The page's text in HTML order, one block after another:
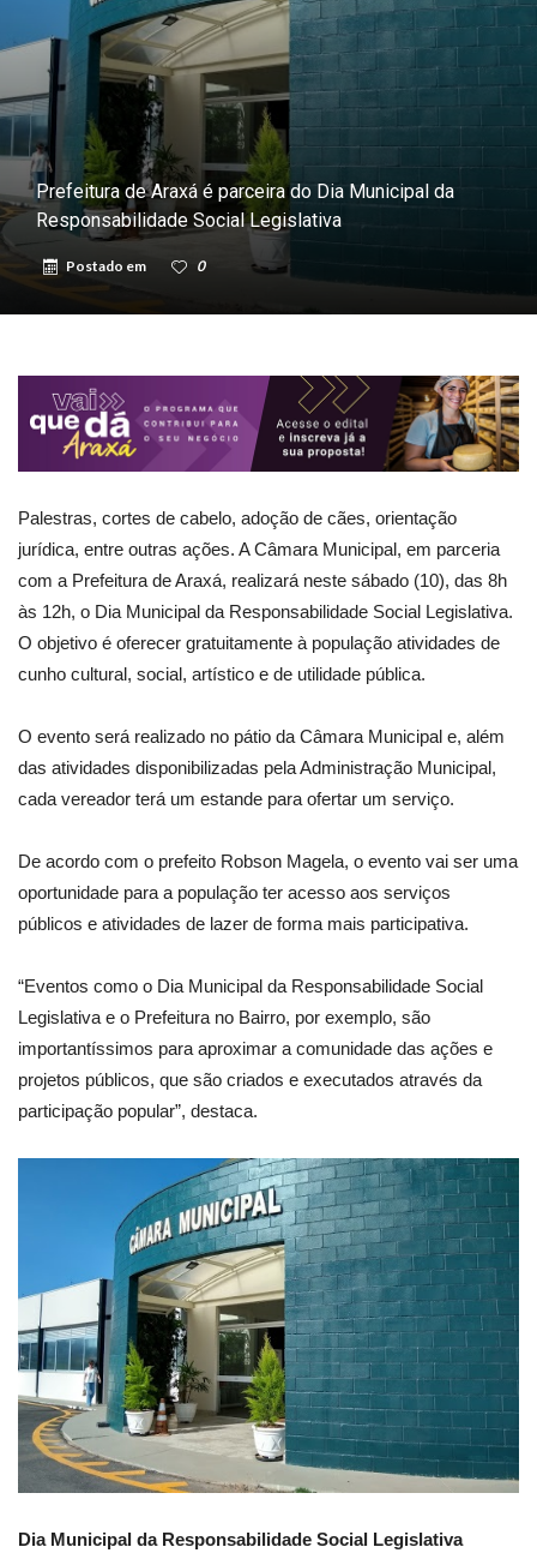
Prefeitura de Araxá é parceira do Dia Municipal da
Responsabilidade Social Legislativa
Postado em 0
Palestras, cortes de cabelo, adoção de cães, orientação
jurídica, entre outras ações. A Câmara Municipal, em parceria
com a Prefeitura de Araxá, realizará neste sábado (10), das 8h
às 12h, o Dia Municipal da Responsabilidade Social Legislativa.
O objetivo é oferecer gratuitamente à população atividades de
cunho cultural, social, artístico e de utilidade pública.
O evento será realizado no pátio da Câmara Municipal e, além
das atividades disponibilizadas pela Administração Municipal,
cada vereador terá um estande para ofertar um serviço.
De acordo com o prefeito Robson Magela, o evento vai ser uma
oportunidade para a população ter acesso aos serviços
públicos e atividades de lazer de forma mais participativa.
“Eventos como o Dia Municipal da Responsabilidade Social
Legislativa e o Prefeitura no Bairro, por exemplo, são
importantíssimos para aproximar a comunidade das ações e
projetos públicos, que são criados e executados através da
participação popular”, destaca.
Dia Municipal da Responsabilidade Social Legislativa